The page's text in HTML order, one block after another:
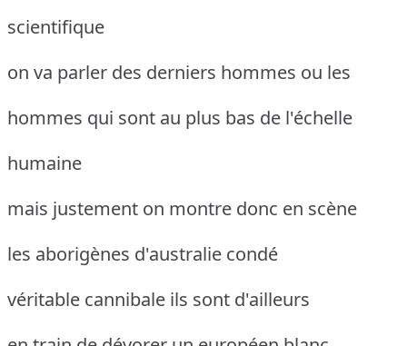
scientifique
on va parler des derniers hommes ou les
hommes qui sont au plus bas de l'échelle
humaine
mais justement on montre donc en scène
les aborigènes d'australie condé
véritable cannibale ils sont d'ailleurs